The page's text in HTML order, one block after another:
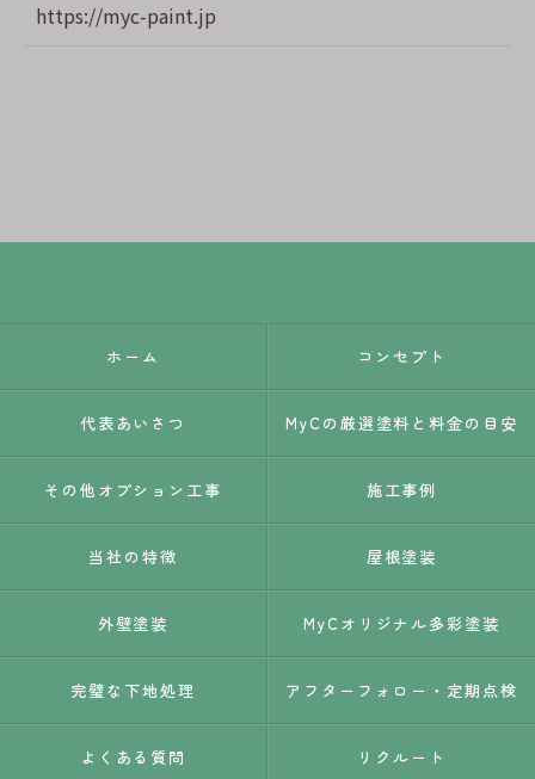
https://myc-paint.jp
ホーム コンセプト
代表あいさつ MyCの厳選塗料と料金の目安
その他オプション工事 施工事例
当社の特徴 屋根塗装
外壁塗装 MyCオリジナル多彩塗装
完璧な下地処理 アフターフォロー・定期点検
よくある質問 リクルート